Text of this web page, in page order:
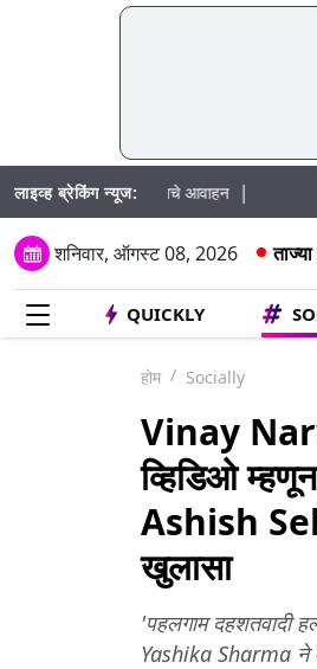
लाइव्ह ब्रेकिंग न्यूज:
प्रशासनाचे आवाहन|
शनिवार, ऑगस्ट 08, 2026
QUICKLY
होम Socially
Vinay
व्हिडिओ
Ashish
खुलासा
'पहलगाम दहशतवादी
Yashika Sharma ने